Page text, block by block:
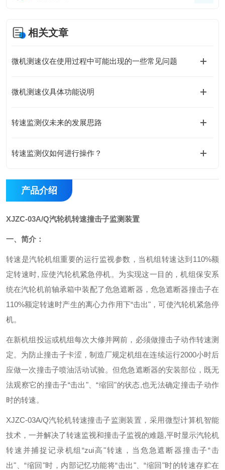
相关文章
微机测速仪在使用过程中可能出现的一些常见问题
微机测速仪具体功能说明
转速监测仪未来的发展思路
转速监测仪如何进行操作？
产品介绍
XJZC-03A/Q汽轮机转速撞击子监测装置
一、简介：
转速是汽轮机组重要的运行监视参数，当机组转速达到110%额
定转速时, 应使汽轮机紧急停机。为实现这一目的，机组保安系
统在汽轮机前轴承箱中装配了危急遮断器，危急遮断器撞击子在
110%额定转速时产生的离心力作用下“击出"，可使汽轮机紧急停
机。
在新机组投运或机组每次大修并网前，必须做撞击子动作转速测
定。为防止撞击子卡涩，制造厂规定机组在连续运行2000小时后
应做一次撞击子喷油活动试验。但危急遮断器的安装部位，既无
法观察它的撞击子“击出"、“缩回"的状态,也无法确定撞击子动作
时的转速。
XJZC-03A/Q汽轮机转速撞击子监测装置 ，采用微型计算机智能
技术，一并解决了转速监视和撞击子监视的难题,平时显示汽轮机
转速并捕捉记录机组“zui高"转速，当危急遮断器撞击子“击
出"、“缩回"时，内部记忆功能将“击出"、“缩回"时的转速存贮在